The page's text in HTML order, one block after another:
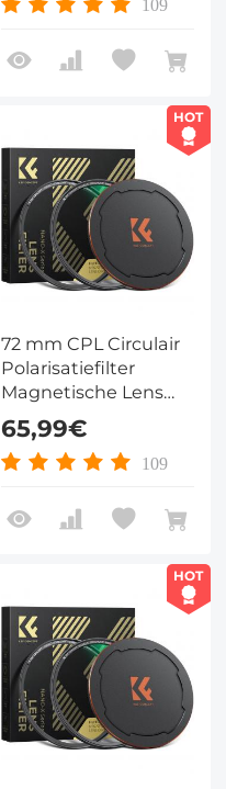
Antireflecterend109
HOT
72 mm CPL Circulair
Polarisatiefilter
Magnetische Lens
Filter HD Waterdicht
Anti Kras
Antireflecterend
65,99€
109
HOT